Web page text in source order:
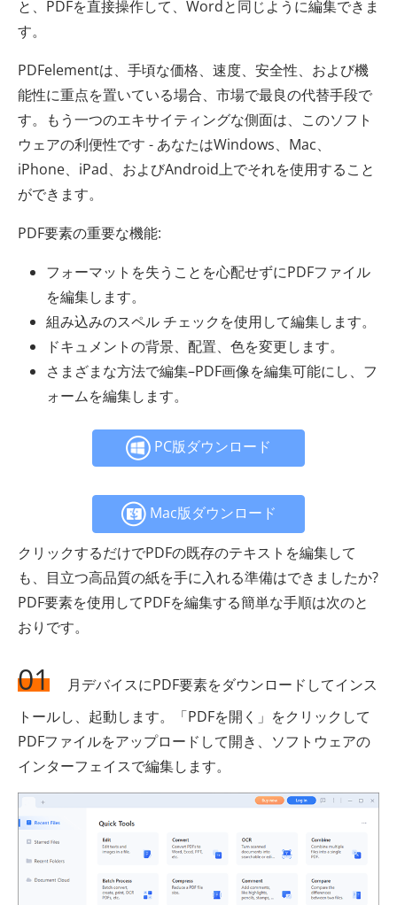
と、PDFを直接操作して、Wordと同じように編集できま
す。
PDFelementは、手頃な価格、速度、安全性、および機
能性に重点を置いている場合、市場で最良の代替手段で
す。もう一つのエキサイティングな側面は、このソフト
ウェアの利便性です - あなたはWindows、Mac、
iPhone、iPad、およびAndroid上でそれを使用すること
ができます。
PDF要素の重要な機能:
フォーマットを失うことを心配せずにPDFファイル
を編集します。
組み込みのスペル チェックを使用して編集します。
ドキュメントの背景、配置、色を変更します。
さまざまな方法で編集–PDF画像を編集可能にし、フ
ォームを編集します。
PC版ダウンロード
Mac版ダウンロード
クリックするだけでPDFの既存のテキストを編集して
も、目立つ高品質の紙を手に入れる準備はできましたか?
PDF要素を使用してPDFを編集する簡単な手順は次のと
おりです。
01
月デバイスにPDF要素をダウンロードしてインス
トールし、起動します。「PDFを開く」をクリックして
PDFファイルをアップロードして開き、ソフトウェアの
インターフェイスで編集します。